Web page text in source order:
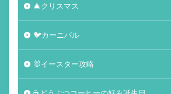
🎄クリスマス
🐦カーニバル
🐰イースター攻略